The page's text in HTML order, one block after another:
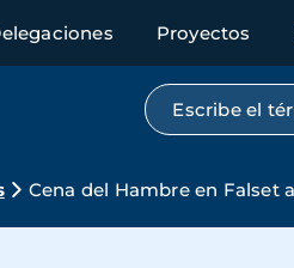
Proyectos
Búsqueda
Cena del Hambre en Falset